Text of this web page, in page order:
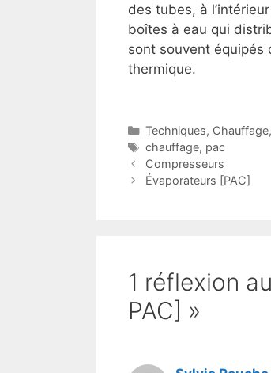
des tubes, à
boîtes à eau qui
sont souvent équipés
thermique.
Catégories
Techniques, Chauffage,
Étiquettes
chauffage, pac
Compresseurs
Évaporateurs [PAC]
1 réflexion
PAC] »